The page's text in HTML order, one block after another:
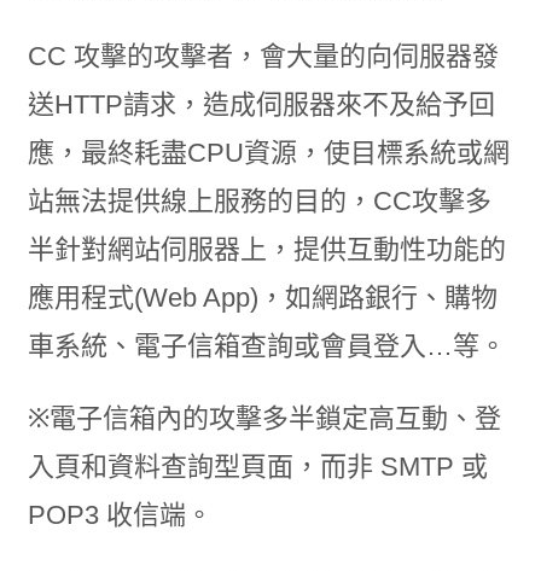
CC 攻擊的攻擊者，會大量的向伺服器發
送HTTP請求，造成伺服器來不及給予回
應，最終耗盡CPU資源，使目標系統或網
站無法提供線上服務的目的，CC攻擊多
半針對網站伺服器上，提供互動性功能的
應用程式(Web App)，如網路銀行、購物
車系統、電子信箱查詢或會員登入…等。
※電子信箱內的攻擊多半鎖定高互動、登
入頁和資料查詢型頁面，而非 SMTP 或
POP3 收信端。